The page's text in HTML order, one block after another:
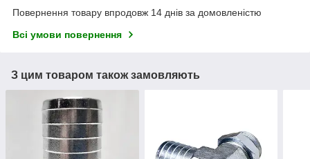
Повернення товару впродовж 14 днів за домовленістю
Всі умови повернення
З цим товаром також замовляють